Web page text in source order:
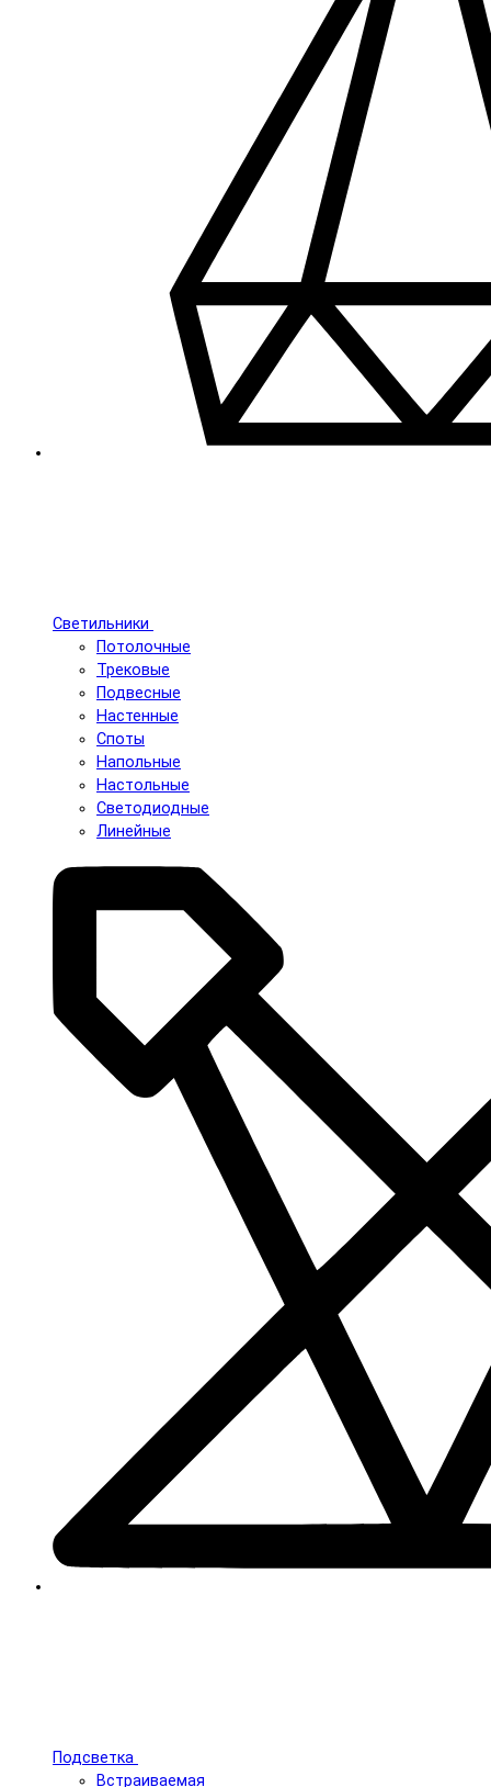
Светильники
Потолочные
Трековые
Подвесные
Настенные
Споты
Напольные
Настольные
Светодиодные
Линейные
Подсветка
Встраиваемая